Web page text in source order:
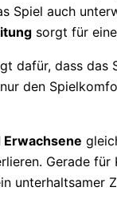
Spiel auch
sorgt für
dafür, dass
den
Gerade
unterhaltsamer